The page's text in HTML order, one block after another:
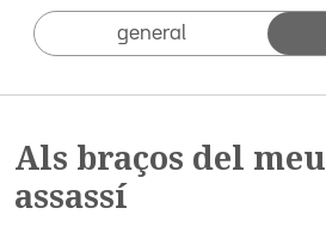
general
Als braços del meu
assassí